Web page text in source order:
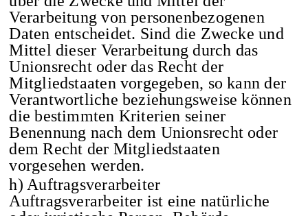
Verarbeitung von personenbezogenen
Daten entscheidet. Sind die Zwecke und
Mittel dieser Verarbeitung durch das
Unionsrecht oder das Recht der
Mitgliedstaaten vorgegeben, so kann der
Verantwortliche beziehungsweise können
die bestimmten Kriterien seiner
Benennung nach dem Unionsrecht oder
dem Recht der Mitgliedstaaten
vorgesehen werden.
h) Auftragsverarbeiter
Auftragsverarbeiter ist eine natürliche